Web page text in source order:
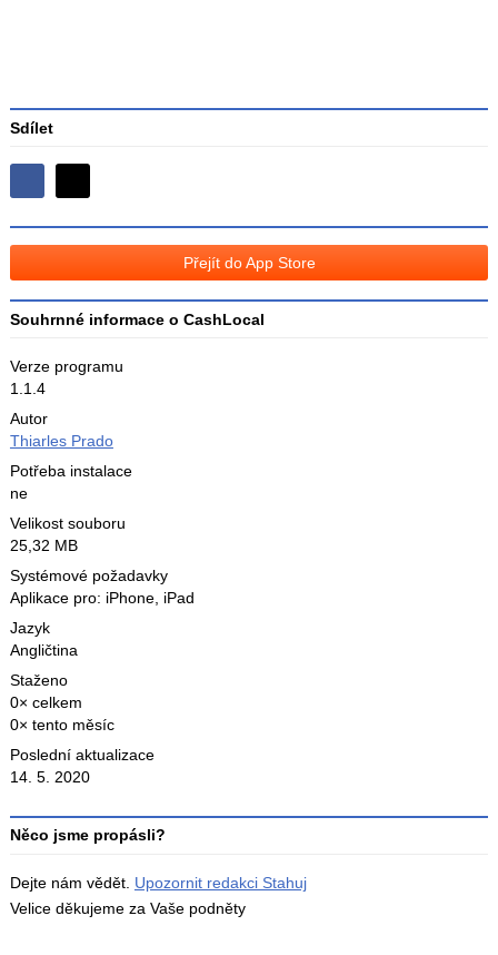
Sdílet
Sdílejte
na
Facebooku
na
Přejít do App Store
Souhrnné informace o CashLocal
Verze programu
1.1.4
Autor
Thiarles Prado
Potřeba instalace
ne
Velikost souboru
25,32 MB
Systémové požadavky
Aplikace pro: iPhone, iPad
Jazyk
Angličtina
Staženo
0× celkem
0× tento měsíc
Poslední aktualizace
14. 5. 2020
Něco jsme propásli?
Dejte nám vědět. Upozornit redakci Stahuj
Velice děkujeme za Vaše podněty